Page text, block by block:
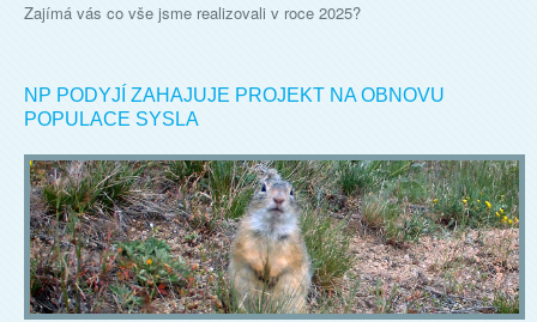
Zajímá vás co vše jsme realizovali v roce 2025?
NP PODYJÍ ZAHAJUJE PROJEKT NA OBNOVU
POPULACE SYSLA